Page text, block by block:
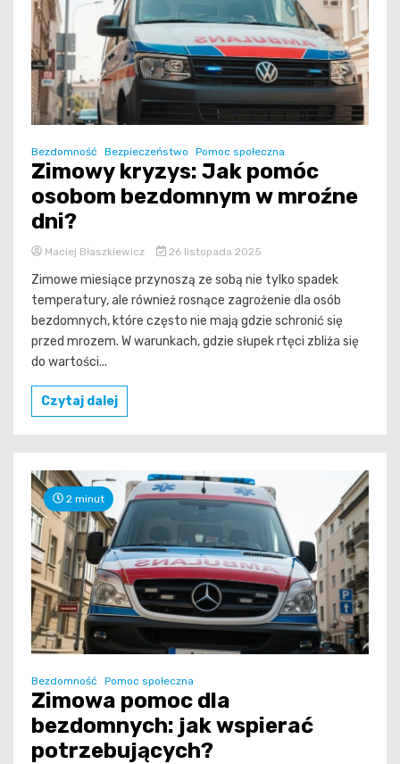
Bezdomność Bezpieczeństwo Pomoc społeczna
Zimowy kryzys: Jak pomóc
osobom bezdomnym w mroźne
dni?
Maciej Błaszkiewicz 26 listopada 2025
Zimowe miesiące przynoszą ze sobą nie tylko spadek
temperatury, ale również rosnące zagrożenie dla osób
bezdomnych, które często nie mają gdzie schronić się
przed mrozem. W warunkach, gdzie słupek rtęci zbliża się
do wartości...
Czytaj dalej
2 minut
Bezdomność Pomoc społeczna
Zimowa pomoc dla
bezdomnych: jak wspierać
potrzebujących?